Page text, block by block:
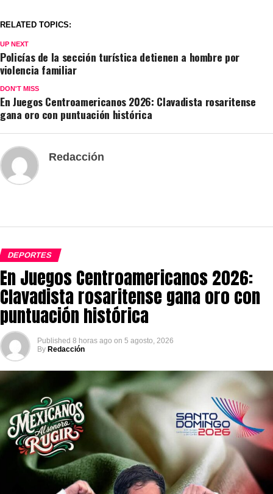
RELATED TOPICS:
UP NEXT
Policías de la sección turística detienen a hombre por
violencia familiar
DON'T MISS
En Juegos Centroamericanos 2026: Clavadista rosaritense
gana oro con puntuación histórica
Redacción
DEPORTES
En Juegos Centroamericanos 2026:
Clavadista rosaritense gana oro con
puntuación histórica
Published 8 horas ago on 5 agosto, 2026
By Redacción